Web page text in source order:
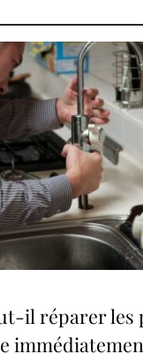
il réparer les